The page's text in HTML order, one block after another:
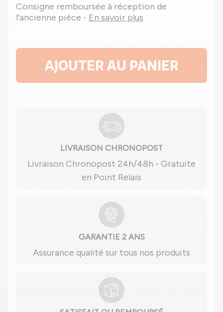
Consigne remboursée à réception de
l'ancienne pièce - En savoir plus
AJOUTER AU PANIER
LIVRAISON CHRONOPOST
Livraison Chronopost 24h/48h - Gratuite
en Point Relais
GARANTIE 2 ANS
Assurance qualité sur tous nos produits